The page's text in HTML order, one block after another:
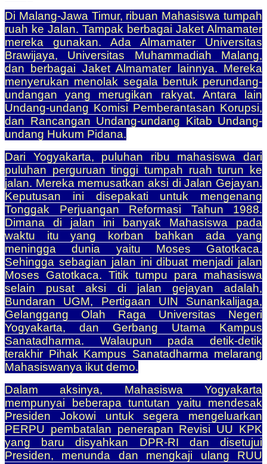
Di Malang-Jawa Timur, ribuan Mahasiswa tumpah
ruah ke Jalan. Tampak berbagai Jaket Almamater
mereka gunakan. Ada Almamater Universitas
Brawijaya, Universitas Muhammadiah Malang,
dan berbagai Jaket Almamater lainnya. Mereka
menyerukan menolak segala bentuk perundang-
undangan yang merugikan rakyat. Antara lain
Undang-undang Komisi Pemberantasan Korupsi,
dan Rancangan Undang-undang Kitab Undang-
undang Hukum Pidana.
Dari Yogyakarta, puluhan ribu mahasiswa dari
puluhan perguruan tinggi tumpah ruah turun ke
jalan. Mereka memusatkan aksi di Jalan Gejayan.
Keputusan ini disepakati untuk mengenang
Tonggak Perjuangan Reformasi Tahun 1988.
Dimana di jalan ini banyak Mahasiswa pada
waktu itu yang korban bahkan ada yang
meningga dunia yaitu Moses Gatotkaca.
Sehingga sebagian jalan ini dibuat menjadi jalan
Moses Gatotkaca. Titik tumpu para mahasiswa
selain pusat aksi di jalan gejayan adalah,
Bundaran UGM, Pertigaan UIN Sunankalijaga,
Gelanggang Olah Raga Universitas Negeri
Yogyakarta, dan Gerbang Utama Kampus
Sanatadharma. Walaupun pada detik-detik
terakhir Pihak Kampus Sanatadharma melarang
Mahasiswanya ikut demo.
Dalam aksinya, Mahasiswa Yogyakarta
mempunyai beberapa tuntutan yaitu mendesak
Presiden Jokowi untuk segera mengeluarkan
PERPU pembatalan penerapan Revisi UU KPK
yang baru disyahkan DPR-RI dan disetujui
Presiden, menunda dan mengkaji ulang RUU